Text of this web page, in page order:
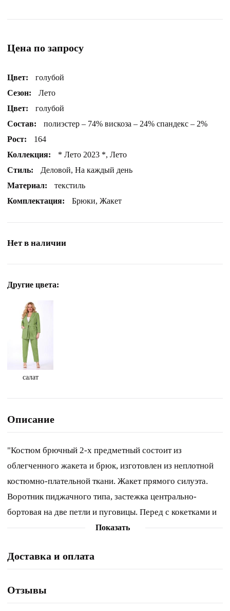
Цена по запросу
Цвет:
голубой
Сезон:
Лето
Цвет:
голубой
Состав:
полиэстер – 74% вискоза – 24% спандекс – 2%
Рост:
164
Коллекция:
* Лето 2023 *, Лето
Стиль:
Деловой, На каждый день
Материал:
текстиль
Комплектация:
Брюки, Жакет
Нет в наличии
Другие цвета:
салат
Описание
"Костюм брючный 2-х предметный состоит из
облегченного жакета и брюк, изготовлен из неплотной
костюмно-плательной ткани. Жакет прямого силуэта.
Воротник пиджачного типа, застежка центрально-
бортовая на две петли и пуговицы. Перед с кокетками и
выходящими из них фигурными рельефами, в которых
шлицей. Рукав втачной, длинный, с широкой подгибкой.
посадки, прямые. Пояс на резинке, застежка на тесьму
Показать
Доставка и оплата
Отзывы